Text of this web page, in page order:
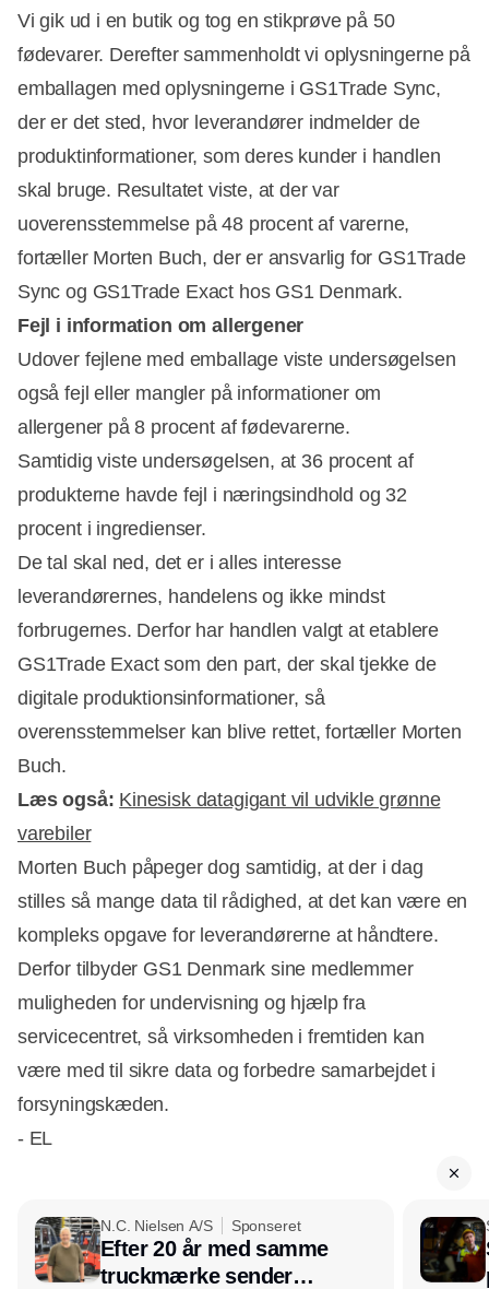
Vi gik ud i en butik og tog en stikprøve på 50
fødevarer. Derefter sammenholdt vi oplysningerne på
emballagen med oplysningerne i GS1Trade Sync,
der er det sted, hvor leverandører indmelder de
produktinformationer, som deres kunder i handlen
skal bruge. Resultatet viste, at der var
uoverensstemmelse på 48 procent af varerne,
fortæller Morten Buch, der er ansvarlig for GS1Trade
Sync og GS1Trade Exact hos GS1 Denmark.
Fejl i information om allergener
Udover fejlene med emballage viste undersøgelsen
også fejl eller mangler på informationer om
allergener på 8 procent af fødevarerne.
Samtidig viste undersøgelsen, at 36 procent af
produkterne havde fejl i næringsindhold og 32
procent i ingredienser.
De tal skal ned, det er i alles interesse 
leverandørernes, handelens og ikke mindst
forbrugernes. Derfor har handlen valgt at etablere
GS1Trade Exact som den part, der skal tjekke de
digitale produktionsinformationer, så
overensstemmelser kan blive rettet, fortæller Morten
Buch.
Læs også: Kinesisk datagigant vil udvikle grønne
varebiler
Morten Buch påpeger dog samtidig, at der i dag
stilles så mange data til rådighed, at det kan være en
kompleks opgave for leverandørerne at håndtere.
Derfor tilbyder GS1 Denmark sine medlemmer
muligheden for undervisning og hjælp fra
servicecentret, så virksomheden i fremtiden kan
være med til sikre data og forbedre samarbejdet i
forsyningskæden.
- EL
N.C. Nielsen A/S Sponseret
Efter 20 år med samme
truckmærke sender